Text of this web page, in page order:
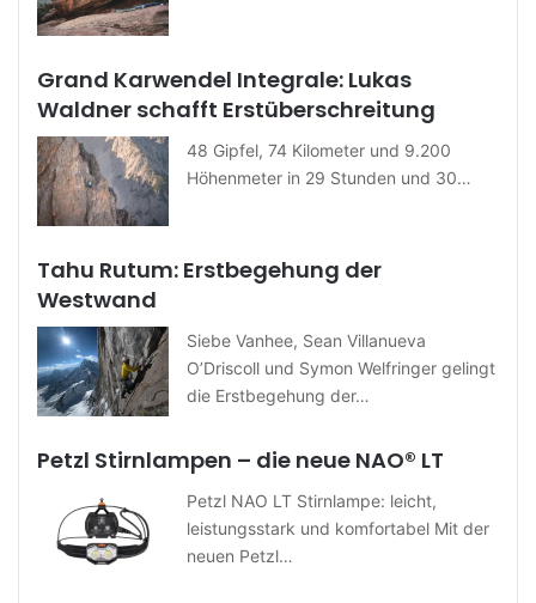
Grand Karwendel Integrale: Lukas
Waldner schafft Erstüberschreitung
48 Gipfel, 74 Kilometer und 9.200
Höhenmeter in 29 Stunden und 30…
Tahu Rutum: Erstbegehung der
Westwand
Siebe Vanhee, Sean Villanueva
O’Driscoll und Symon Welfringer gelingt
die Erstbegehung der…
Petzl Stirnlampen – die neue NAO® LT
Petzl NAO LT Stirnlampe: leicht,
leistungsstark und komfortabel Mit der
neuen Petzl…